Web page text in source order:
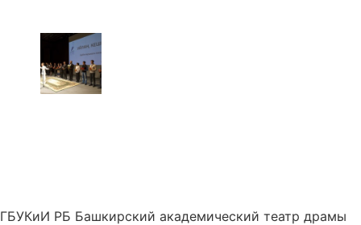
ГБУКиИ РБ Башкирский академический театр драмы